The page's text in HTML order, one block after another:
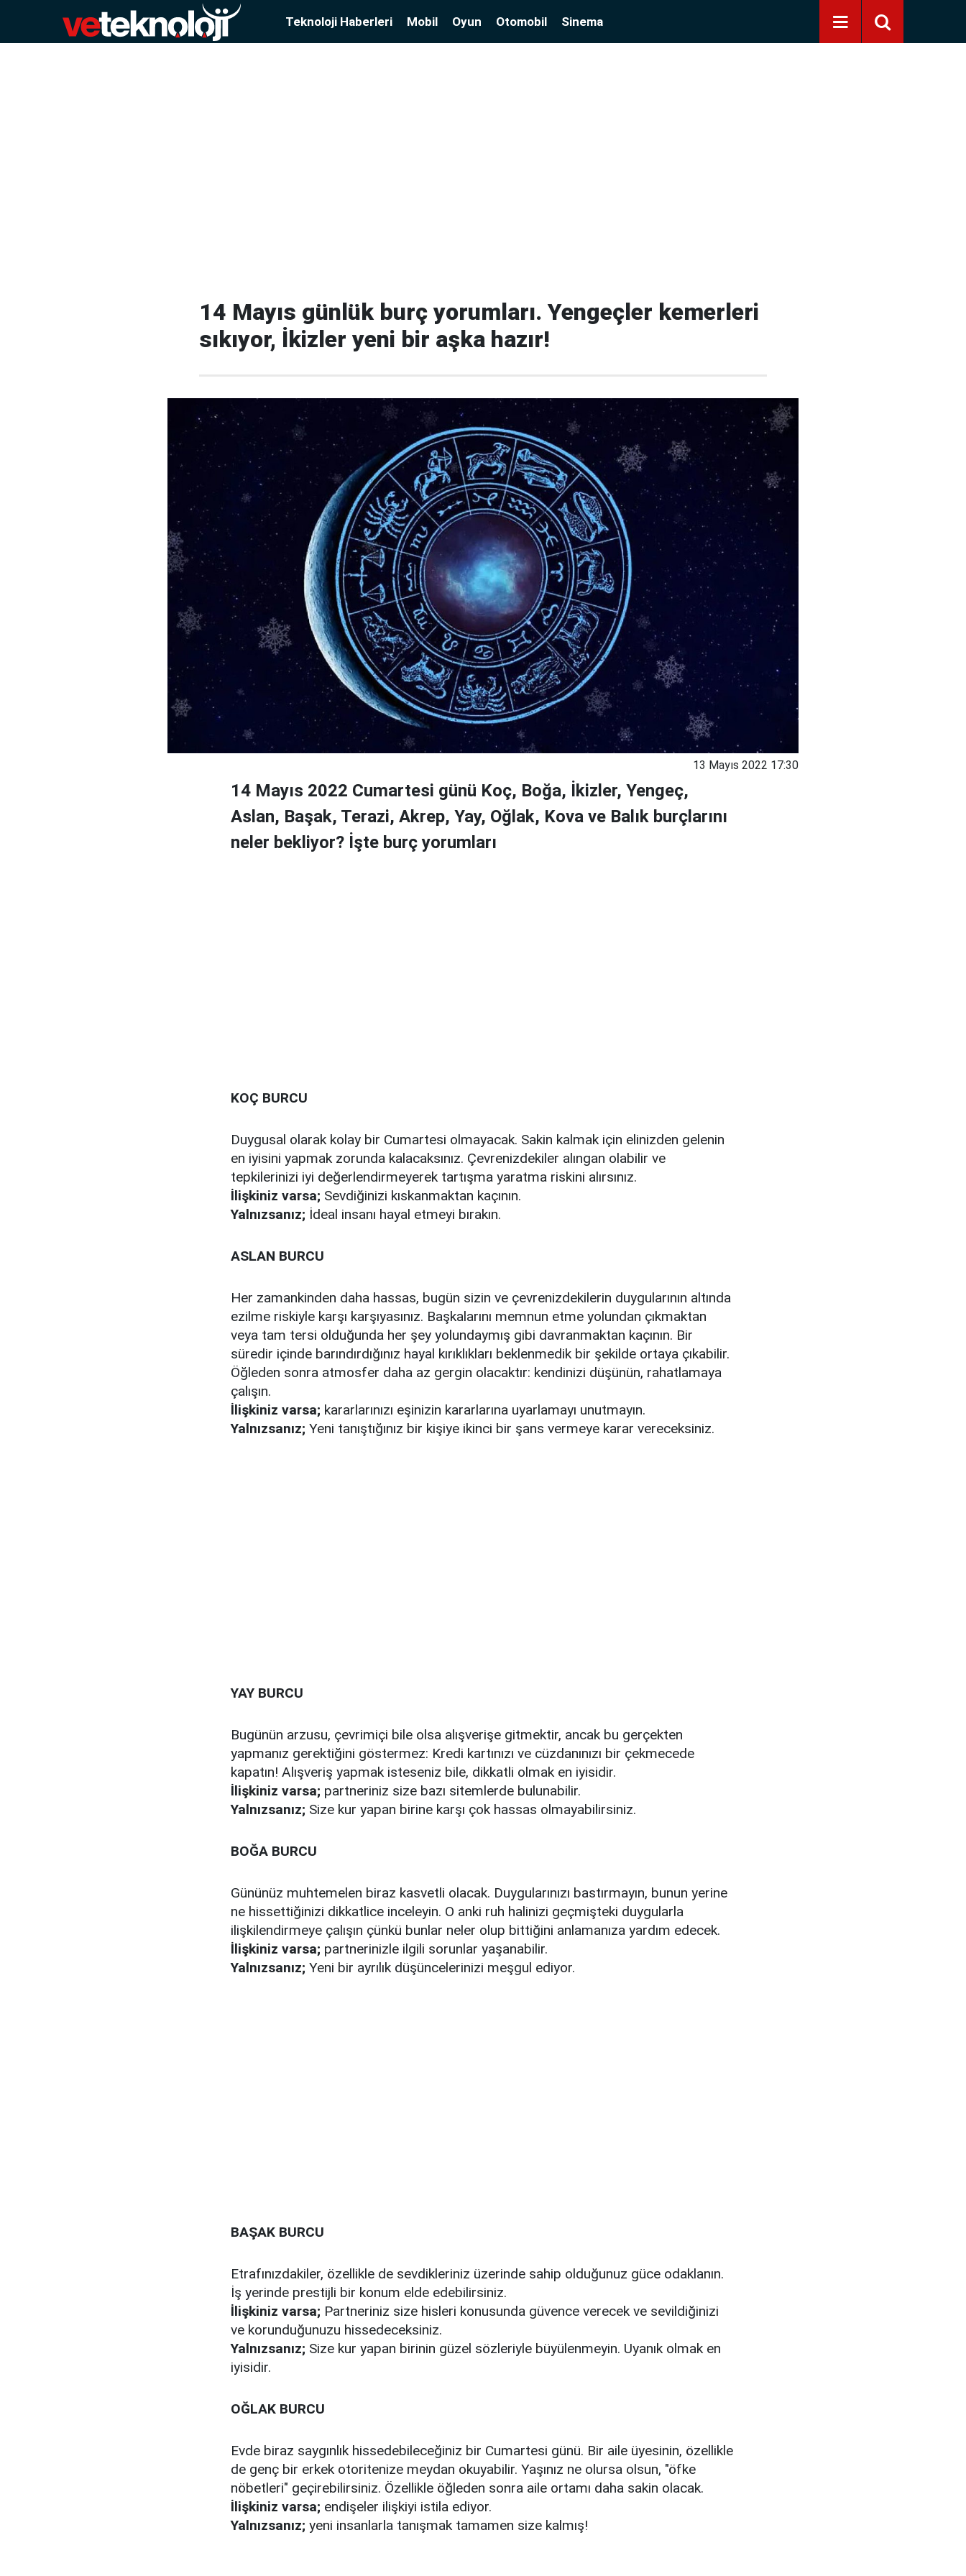
Teknoloji Haberleri Mobil Oyun Otomobil Sinema
14 Mayıs günlük burç yorumları. Yengeçler kemerleri
sıkıyor, İkizler yeni bir aşka hazır!
13 Mayıs 2022 17:30
14 Mayıs 2022 Cumartesi günü Koç, Boğa, İkizler, Yengeç,
Aslan, Başak, Terazi, Akrep, Yay, Oğlak, Kova ve Balık burçlarını
neler bekliyor? İşte burç yorumları
KOÇ BURCU
Duygusal olarak kolay bir Cumartesi olmayacak. Sakin kalmak için elinizden gelenin
en iyisini yapmak zorunda kalacaksınız. Çevrenizdekiler alıngan olabilir ve
tepkilerinizi iyi değerlendirmeyerek tartışma yaratma riskini alırsınız.
İlişkiniz varsa; Sevdiğinizi kıskanmaktan kaçının.
Yalnızsanız; İdeal insanı hayal etmeyi bırakın.
ASLAN BURCU
Her zamankinden daha hassas, bugün sizin ve çevrenizdekilerin duygularının altında
ezilme riskiyle karşı karşıyasınız. Başkalarını memnun etme yolundan çıkmaktan
veya tam tersi olduğunda her şey yolundaymış gibi davranmaktan kaçının. Bir
süredir içinde barındırdığınız hayal kırıklıkları beklenmedik bir şekilde ortaya çıkabilir.
Öğleden sonra atmosfer daha az gergin olacaktır: kendinizi düşünün, rahatlamaya
çalışın.
İlişkiniz varsa; kararlarınızı eşinizin kararlarına uyarlamayı unutmayın.
Yalnızsanız; Yeni tanıştığınız bir kişiye ikinci bir şans vermeye karar vereceksiniz.
YAY BURCU
Bugünün arzusu, çevrimiçi bile olsa alışverişe gitmektir, ancak bu gerçekten
yapmanız gerektiğini göstermez: Kredi kartınızı ve cüzdanınızı bir çekmecede
kapatın! Alışveriş yapmak isteseniz bile, dikkatli olmak en iyisidir.
İlişkiniz varsa; partneriniz size bazı sitemlerde bulunabilir.
Yalnızsanız; ​​Size kur yapan birine karşı çok hassas olmayabilirsiniz.
BOĞA BURCU
Gününüz muhtemelen biraz kasvetli olacak. Duygularınızı bastırmayın, bunun yerine
ne hissettiğinizi dikkatlice inceleyin. O anki ruh halinizi geçmişteki duygularla
ilişkilendirmeye çalışın çünkü bunlar neler olup bittiğini anlamanıza yardım edecek.
İlişkiniz varsa; partnerinizle ilgili sorunlar yaşanabilir.
Yalnızsanız; Yeni bir ayrılık düşüncelerinizi meşgul ediyor.
BAŞAK BURCU
Etrafınızdakiler, özellikle de sevdikleriniz üzerinde sahip olduğunuz güce odaklanın.
İş yerinde prestijli bir konum elde edebilirsiniz.
İlişkiniz varsa; Partneriniz size hisleri konusunda güvence verecek ve sevildiğinizi
ve korunduğunuzu hissedeceksiniz.
Yalnızsanız; ​​Size kur yapan birinin güzel sözleriyle büyülenmeyin. Uyanık olmak en
iyisidir.
OĞLAK BURCU
Evde biraz saygınlık hissedebileceğiniz bir Cumartesi günü. Bir aile üyesinin, özellikle
de genç bir erkek otoritenize meydan okuyabilir. Yaşınız ne olursa olsun, "öfke
nöbetleri" geçirebilirsiniz. Özellikle öğleden sonra aile ortamı daha sakin olacak.
İlişkiniz varsa; endişeler ilişkiyi istila ediyor.
Yalnızsanız; yeni insanlarla tanışmak tamamen size kalmış!